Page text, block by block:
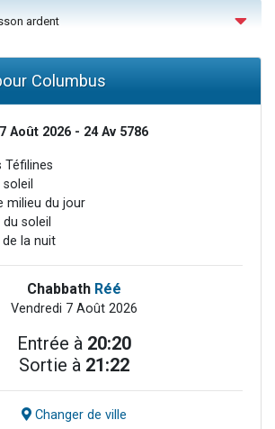
ardent
Columbus
7 Août 2026 - 24 Av 5786
Téfilines
milieu du jour
soleil
la nuit
Chabbath Réé
Vendredi 7 Août 2026
Entrée à 20:20
Sortie à 21:22
Changer de ville